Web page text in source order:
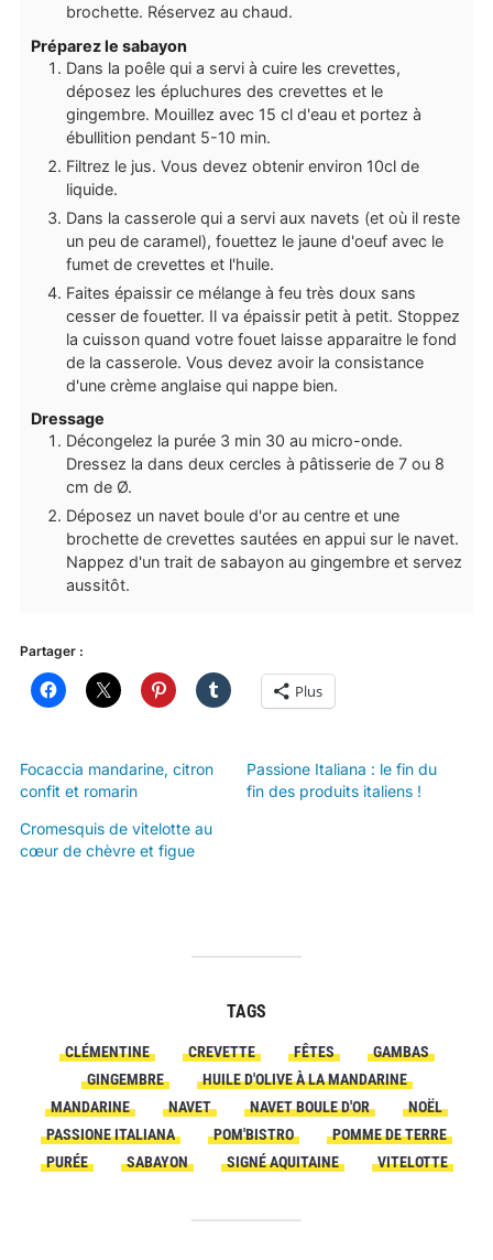
brochette. Réservez au chaud.
Préparez le sabayon
Dans la poêle qui a servi à cuire les crevettes,
déposez les épluchures des crevettes et le
gingembre. Mouillez avec 15 cl d'eau et portez à
ébullition pendant 5-10 min.
Filtrez le jus. Vous devez obtenir environ 10cl de
liquide.
Dans la casserole qui a servi aux navets (et où il reste
un peu de caramel), fouettez le jaune d'oeuf avec le
fumet de crevettes et l'huile.
Faites épaissir ce mélange à feu très doux sans
cesser de fouetter. Il va épaissir petit à petit. Stoppez
la cuisson quand votre fouet laisse apparaitre le fond
de la casserole. Vous devez avoir la consistance
d'une crème anglaise qui nappe bien.
Dressage
Décongelez la purée 3 min 30 au micro-onde.
Dressez la dans deux cercles à pâtisserie de 7 ou 8
cm de Ø.
Déposez un navet boule d'or au centre et une
brochette de crevettes sautées en appui sur le navet.
Nappez d'un trait de sabayon au gingembre et servez
aussitôt.
Partager :
Plus
Focaccia mandarine, citron
confit et romarin
Passione Italiana : le fin du
fin des produits italiens !
Cromesquis de vitelotte au
cœur de chèvre et figue
TAGS
CLÉMENTINE CREVETTE FÊTES
GAMBAS
GINGEMBRE
HUILE D'OLIVE À LA MANDARINE
MANDARINE
NAVET NAVET BOULE D'OR
NOËL
PASSIONE ITALIANA
POM'BISTRO
POMME DE TERRE
PURÉE
SABAYON SIGNÉ AQUITAINE VITELOTTE